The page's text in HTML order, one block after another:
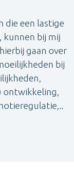
die een lastige
kunnen bij mij
gaan over
bij
ontwikkeling,